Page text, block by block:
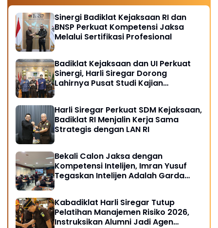
Sinergi Badiklat Kejaksaan RI dan
BNSP Perkuat Kompetensi Jaksa
Melalui Sertifikasi Profesional
Badiklat Kejaksaan dan UI Perkuat
Sinergi, Harli Siregar Dorong
Lahirnya Pusat Studi Kajian
Harli Siregar Perkuat SDM Kejaksaan,
Badiklat RI Menjalin Kerja Sama
Strategis dengan LAN RI
Bekali Calon Jaksa dengan
Kompetensi Intelijen, Imran Yusuf
Tegaskan Intelijen Adalah Garda
Kabadiklat Harli Siregar Tutup
Pelatihan Manajemen Risiko 2026,
Instruksikan Alumni Jadi Agen